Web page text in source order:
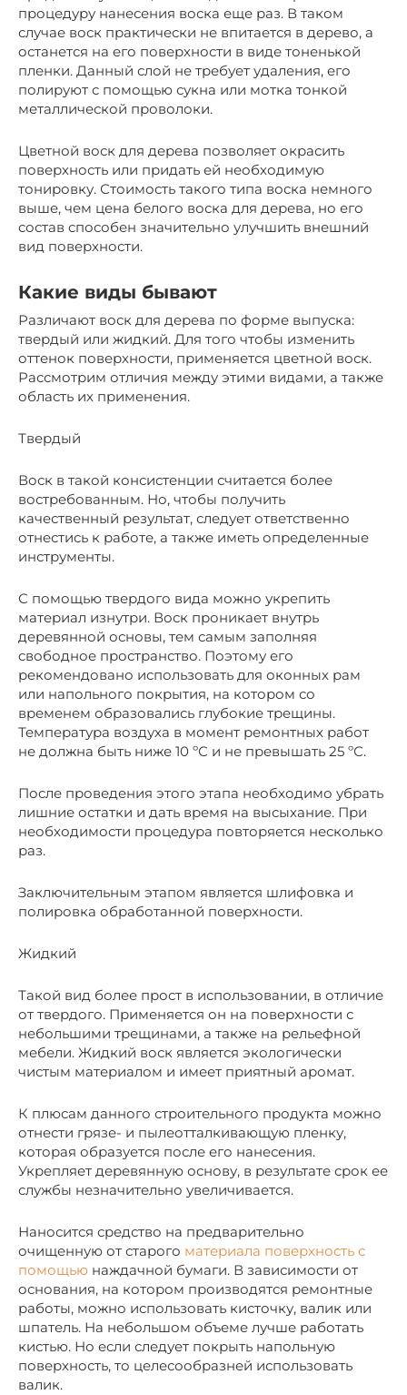
процедуру нанесения воска еще раз. В таком
случае воск практически не впитается в дерево, а
останется на его поверхности в виде тоненькой
пленки. Данный слой не требует удаления, его
полируют с помощью сукна или мотка тонкой
металлической проволоки.
Цветной воск для дерева позволяет окрасить
поверхность или придать ей необходимую
тонировку. Стоимость такого типа воска немного
выше, чем цена белого воска для дерева, но его
состав способен значительно улучшить внешний
вид поверхности.
Какие виды бывают
Различают воск для дерева по форме выпуска:
твердый или жидкий. Для того чтобы изменить
оттенок поверхности, применяется цветной воск.
Рассмотрим отличия между этими видами, а также
область их применения.
Твердый
Воск в такой консистенции считается более
востребованным. Но, чтобы получить
качественный результат, следует ответственно
отнестись к работе, а также иметь определенные
инструменты.
С помощью твердого вида можно укрепить
материал изнутри. Воск проникает внутрь
деревянной основы, тем самым заполняя
свободное пространство. Поэтому его
рекомендовано использовать для оконных рам
или напольного покрытия, на котором со
временем образовались глубокие трещины.
Температура воздуха в момент ремонтных работ
не должна быть ниже 10 ºС и не превышать 25 ºС.
После проведения этого этапа необходимо убрать
лишние остатки и дать время на высыхание. При
необходимости процедура повторяется несколько
раз.
Заключительным этапом является шлифовка и
полировка обработанной поверхности.
Жидкий
Такой вид более прост в использовании, в отличие
от твердого. Применяется он на поверхности с
небольшими трещинами, а также на рельефной
мебели. Жидкий воск является экологически
чистым материалом и имеет приятный аромат.
К плюсам данного строительного продукта можно
отнести грязе- и пылеотталкивающую пленку,
которая образуется после его нанесения.
Укрепляет деревянную основу, в результате срок ее
службы незначительно увеличивается.
Наносится средство на предварительно
очищенную от старого материала поверхность с
помощью наждачной бумаги. В зависимости от
основания, на котором производятся ремонтные
работы, можно использовать кисточку, валик или
шпатель. На небольшом объеме лучше работать
кистью. Но если следует покрыть напольную
поверхность, то целесообразней использовать
валик.